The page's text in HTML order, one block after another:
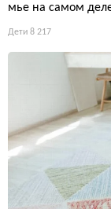
мье на самом
Дети 8 217